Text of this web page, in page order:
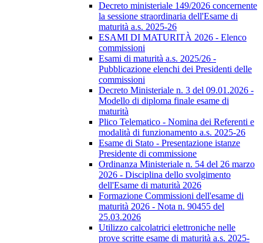
Decreto ministeriale 149/2026 concernente
la sessione straordinaria dell'Esame di
maturità a.s. 2025-26
ESAMI DI MATURITÀ 2026 - Elenco
commissioni
Esami di maturità a.s. 2025/26 -
Pubblicazione elenchi dei Presidenti delle
commissioni
Decreto Ministeriale n. 3 del 09.01.2026 -
Modello di diploma finale esame di
maturità
Plico Telematico - Nomina dei Referenti e
modalità di funzionamento a.s. 2025-26
Esame di Stato - Presentazione istanze
Presidente di commissione
Ordinanza Ministeriale n. 54 del 26 marzo
2026 - Disciplina dello svolgimento
dell'Esame di maturità 2026
Formazione Commissioni dell'esame di
maturità 2026 - Nota n. 90455 del
25.03.2026
Utilizzo calcolatrici elettroniche nelle
prove scritte esame di maturità a.s. 2025-